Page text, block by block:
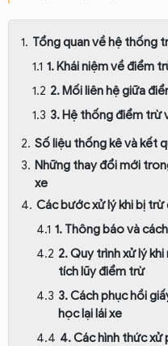
Tổng quan về hệ thống
1. Khái niệm về điểm
2. Mối liên hệ giữa
3. Hệ thống điểm trừ
Số liệu thống kê và kết
Những thay đổi mới
xe
Các bước xử lý khi bị
1. Thông báo và
2. Quy trình xử lý
tích lũy điểm trừ
3. Cách phục hồi
học lại lái xe
4. Các hình thức xử